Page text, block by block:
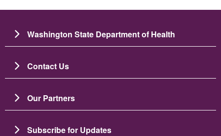
Washington State Department of Health
Contact Us
Our Partners
Subscribe for Updates